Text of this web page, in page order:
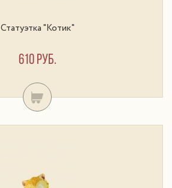
Статуэтка "Котик"
610 руб.